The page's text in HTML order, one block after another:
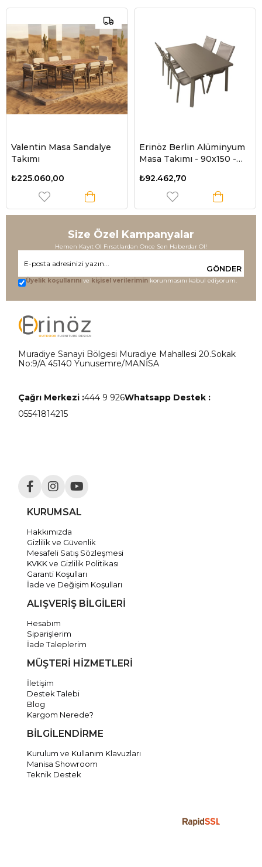
Valentin Masa Sandalye
Takımı
₺225.060,00
Erinöz Berlin Alüminyum
Masa Takımı - 90x150 -
₺92.462,70
Size Özel Kampanyalar
Hemen Kayıt Ol Fırsatlardan Önce Sen Haberdar Ol!
GÖNDER
Üyelik koşullarını ve kişisel verilerimin korunmasını kabul ediyorum.
Muradiye Sanayi Bölgesi Muradiye Mahallesi 20.Sokak
No:9/A 45140 Yunusemre/MANİSA
Çağrı Merkezi :444 9 926Whatsapp Destek :
05541814215
KURUMSAL
Hakkımızda
Gizlilik ve Güvenlik
Mesafeli Satış Sözleşmesi
KVKK ve Gizlilik Politikası
Garanti Koşulları
İade ve Değişim Koşulları
ALIŞVERİŞ BİLGİLERİ
Hesabım
Siparişlerim
İade Taleplerim
MÜŞTERİ HİZMETLERİ
İletişim
Destek Talebi
Blog
Kargom Nerede?
BİLGİLENDİRME
Kurulum ve Kullanım Klavuzları
Manisa Showroom
Teknik Destek